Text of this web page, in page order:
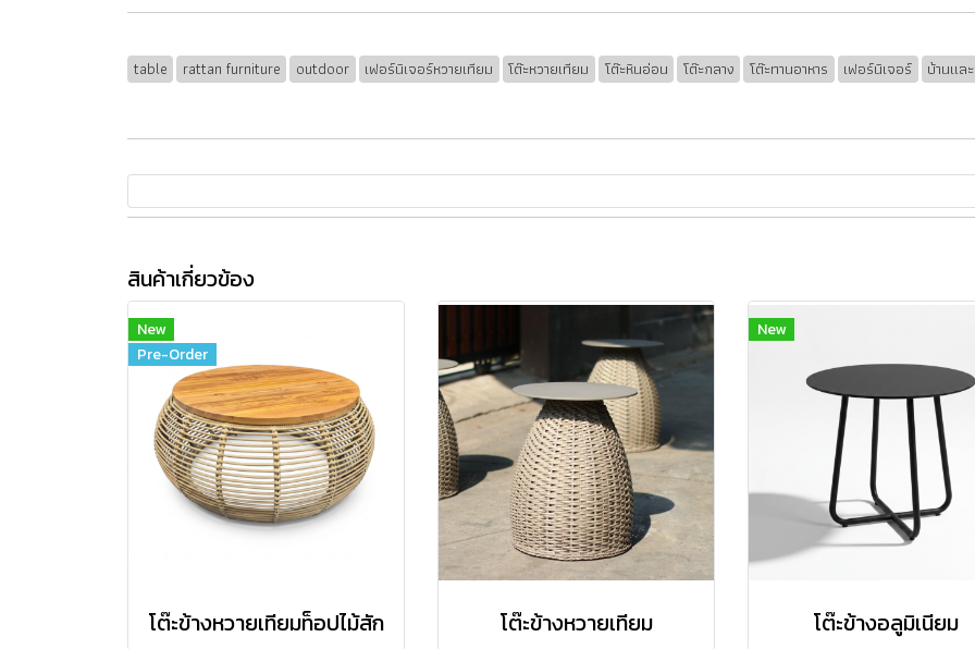
table rattan furniture outdoor เฟอร์นิเจอร์หวายเทียม โต๊ะหวายเทียม โต๊ะหินอ่อน โต๊ะกลาง โต๊ะทานอาหาร เฟอร์นิเจอร์ บ้านแล
สินค้าเกี่ยวข้อง
New
Pre-Order
โต๊ะข้างหวายเทียมท็อปไม้สัก โต๊ะข้างหวายเทียม
New
โต๊ะข้างอลูมิเนียม